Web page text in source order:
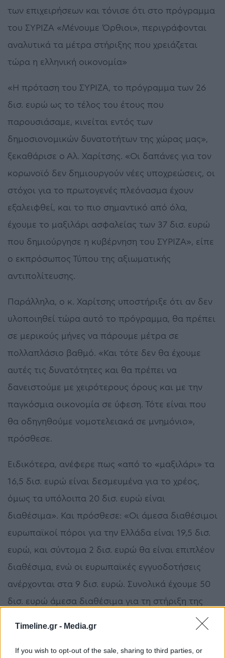
Timeline.gr - Media.gr
If you wish to opt-out of the sale, sharing to third parties, or
των επιχειρήσεων και τόνισε ότι στο πρόγραμμα
του ΣΥΡΙΖΑ «Μένουμε Όρθιοι», περιγράφονται
αναλυτικά τα μέτρα στήριξης που χρειάζεται
τώρα η ελληνική οικονομία»
«Η πρόταση του ΣΥΡΙΖΑ, το πρόγραμμα των 26
δισ. ευρώ ως το τέλος του έτους που
παρουσιάσαμε, κινείται εντός των
δημοσιονομικών δυνατοτήτων της χώρας μας»,
ξεκαθάρισε ο Αλ. Χαρίτσης. «Οι δαπάνες για τον
κορωνοϊό δεν δημιουργούν νέες υποχρεώσεις, οι
στόχοι για το πρωτογενές πλεόνασμα έχουν
εξαλειφθεί, και το πιο σημαντικό από όλα,
έχουμε το μαξιλάρι ασφαλείας των 37 δισ. ευρώ
που δημιούργησε η κυβέρνηση του ΣΥΡΙΖΑ», είπε
ο εκπρόσωπος Τύπου της αξιωματικής
αντιπολίτευσης.
Παράλληλα, ο κ. Χαρίτσης υποστήριξε ότι αν δεν
υλοποιηθεί τώρα αυτό το πρόγραμμα, θα πρέπει
σε μερικούς μήνες να πάρουμε μέτρα σε
πολλαπλάσιο βαθμό. «Και τότε δεν θα έχουμε
αυτές τις δυνατότητες και θα πρέπει να
δανειστούμε με χειρότερους όρους και με την
παγκόσμια οικονομία σε ύφεση. Τότε είναι που
θα οδηγηθούμε νομοτελειακά σε μνημόνιο»,
πρόσθεσε.
Ειδικότερα, ανέφερε πως «από το «μαξιλάρι» τα
16,5 δισ. ευρώ είναι δεσμευμένα για το χρέος,
όμως τα υπόλοιπα 20 δισ. ευρώ είναι
διαθέσιμα». Και πρόσθεσε: «Οι άμεσα διαθέσιμοι
ευρωπαϊκοί πόροι για την Ελλάδα είναι 19,5 δισ.
ευρώ, και σύντομα 2 δισ. ευρώ θα είναι επιπλέον
διαθέσιμα, ενώ οι ευρωπαϊκές εγγυοδοτήσεις
ανέρχονται στα 9 δισ. ευρώ. Συνολικά έχουμε 50
δισ. ευρώ άμεσα διαθέσιμα για τη στήριξη της
ελληνικής οικονομίας, από τα οποία ζητάμε να